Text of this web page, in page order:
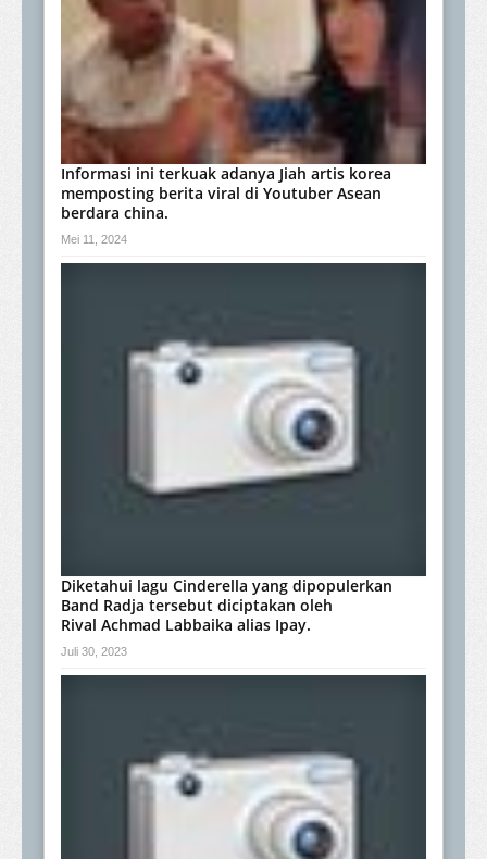
Informasi ini terkuak adanya Jiah artis korea
memposting berita viral di Youtuber Asean
berdara china.
Mei 11, 2024
Diketahui lagu Cinderella yang dipopulerkan
Band Radja tersebut diciptakan oleh
Rival Achmad Labbaika alias Ipay.
Juli 30, 2023